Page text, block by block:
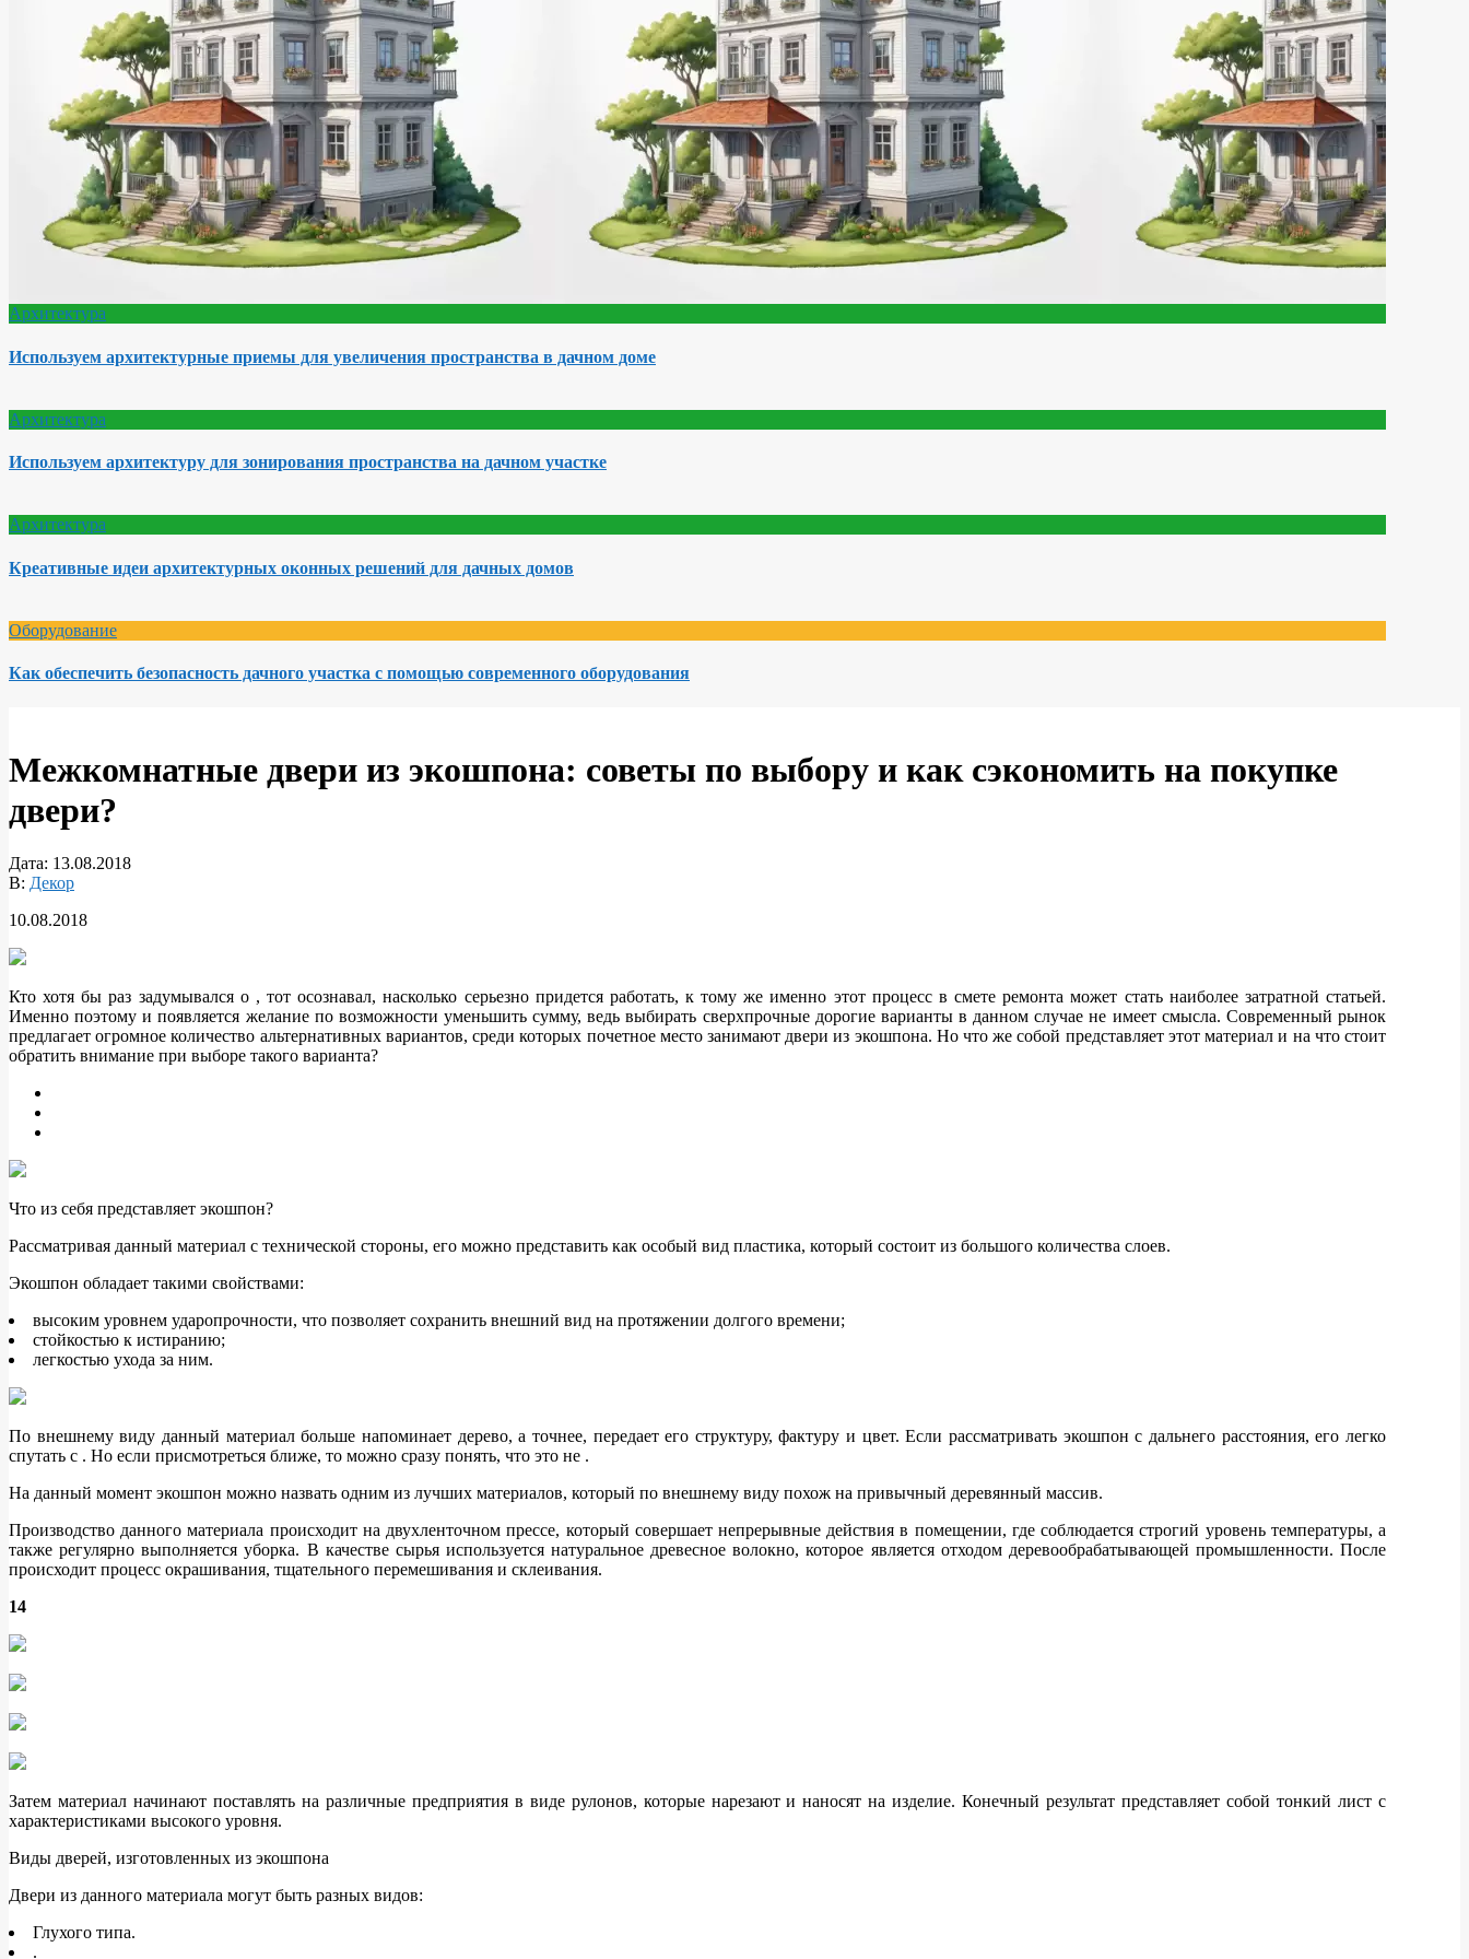
Архитектура
Используем архитектурные приемы для увеличения пространства в дачном доме
Архитектура
Используем архитектуру для зонирования пространства на дачном участке
Архитектура
Креативные идеи архитектурных оконных решений для дачных домов
Оборудование
Как обеспечить безопасность дачного участка с помощью современного оборудования
Межкомнатные двери из экошпона: советы по выбору и как сэкономить на покупке
двери?
Дата: 13.08.2018
В: Декор
10.08.2018
Кто хотя бы раз задумывался о , тот осознавал, насколько серьезно придется работать, к тому же именно этот процесс в смете ремонта может стать наиболее затратной статьей.
Именно поэтому и появляется желание по возможности уменьшить сумму, ведь выбирать сверхпрочные дорогие варианты в данном случае не имеет смысла. Современный рынок
предлагает огромное количество альтернативных вариантов, среди которых почетное место занимают двери из экошпона. Но что же собой представляет этот материал и на что стоит
обратить внимание при выборе такого варианта?
Что из себя представляет экошпон?
Рассматривая данный материал с технической стороны, его можно представить как особый вид пластика, который состоит из большого количества слоев.
Экошпон обладает такими свойствами:
высоким уровнем ударопрочности, что позволяет сохранить внешний вид на протяжении долгого времени;
стойкостью к истиранию;
легкостью ухода за ним.
По внешнему виду данный материал больше напоминает дерево, а точнее, передает его структуру, фактуру и цвет. Если рассматривать экошпон с дальнего расстояния, его легко
спутать с . Но если присмотреться ближе, то можно сразу понять, что это не .
На данный момент экошпон можно назвать одним из лучших материалов, который по внешнему виду похож на привычный деревянный массив.
Производство данного материала происходит на двухленточном прессе, который совершает непрерывные действия в помещении, где соблюдается строгий уровень температуры, а
также регулярно выполняется уборка. В качестве сырья используется натуральное древесное волокно, которое является отходом деревообрабатывающей промышленности. После
происходит процесс окрашивания, тщательного перемешивания и склеивания.
14
Затем материал начинают поставлять на различные предприятия в виде рулонов, которые нарезают и наносят на изделие. Конечный результат представляет собой тонкий лист с
характеристиками высокого уровня.
Виды дверей, изготовленных из экошпона
Двери из данного материала могут быть разных видов:
Глухого типа.
.